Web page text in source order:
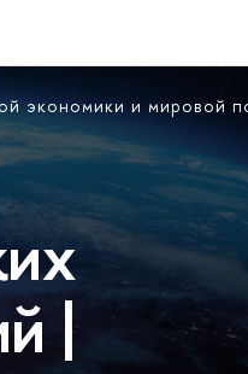
экономики и мировой
|